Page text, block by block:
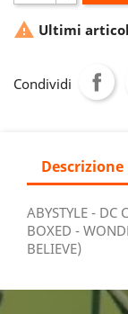
 Ultimi
Condividi
Descrizione
ABYSTYLE -
BOXED -
BELIEVE)